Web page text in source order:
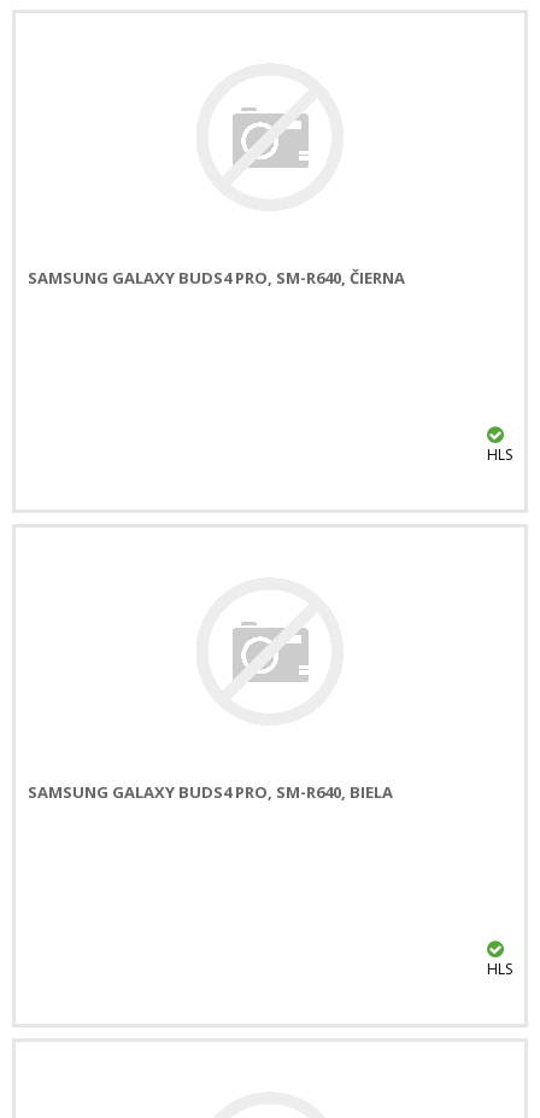
SAMSUNG GALAXY BUDS4 PRO, SM-R640, ČIERNA
HLS
SAMSUNG GALAXY BUDS4 PRO, SM-R640, BIELA
HLS